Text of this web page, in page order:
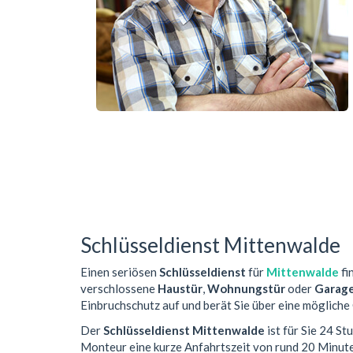
Schlüsseldienst Mittenwalde
Einen seriösen Schlüsseldienst für Mittenwalde
verschlossene Haustür,Wohnungstüroder
Einbruchschutz auf und berät Sie über eine
DerSchlüsseldienst Mittenwalde ist für Sie 24
Monteur eine kurze Anfahrtszeit von rund 20